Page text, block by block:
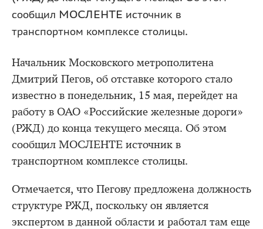
сообщил МОСЛЕНТЕ источник в
транспортном комплексе столицы.
Начальник Московского метрополитена
Дмитрий Пегов, об отставке которого стало
известно в понедельник, 15 мая, перейдет на
работу в ОАО «Российские железные дороги»
(РЖД) до конца текущего месяца. Об этом
сообщил МОСЛЕНТЕ источник в
транспортном комплексе столицы.
Отмечается, что Пегову предложена должность
структуре РЖД, поскольку он является
экспертом в данной области и работал там еще